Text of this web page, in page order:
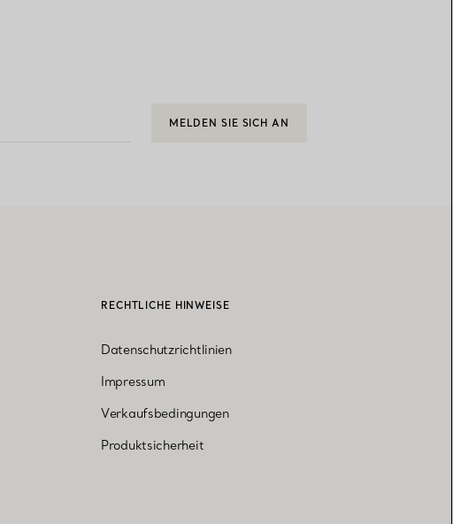
MELDEN SIE SICH AN
RECHTLICHE HINWEISE
Datenschutzrichtlinien
Impressum
Verkaufsbedingungen
Produktsicherheit